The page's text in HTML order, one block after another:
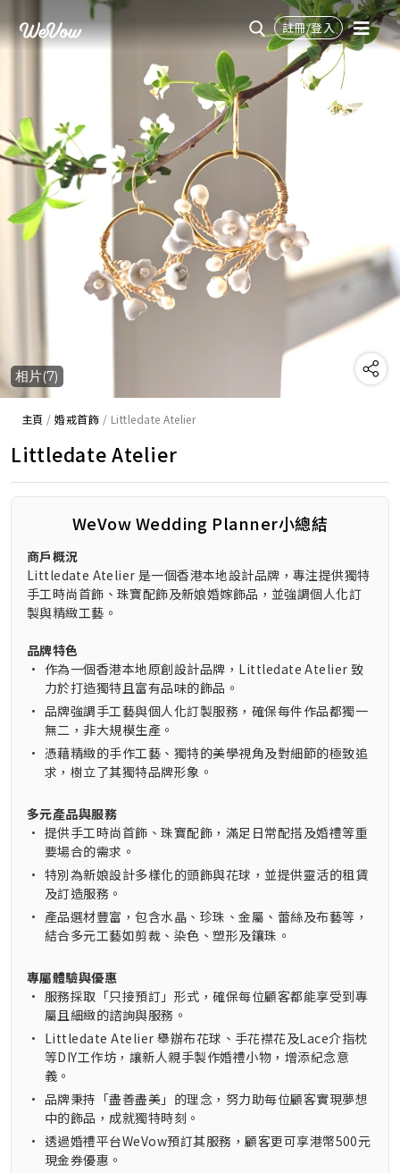
註冊/登入
相片(7)
主頁 /婚戒首飾 / Littledate Atelier
Littledate Atelier
WeVow Wedding Planner小總結
商戶概況
Littledate Atelier 是一個香港本地設計品牌，專注提供獨特
手工時尚首飾、珠寶配飾及新娘婚嫁飾品，並強調個人化訂
製與精緻工藝。
品牌特色
• 作為一個香港本地原創設計品牌，Littledate Atelier 致
力於打造獨特且富有品味的飾品。
• 品牌強調手工藝與個人化訂製服務，確保每件作品都獨一
無二，非大規模生產。
• 憑藉精緻的手作工藝、獨特的美學視角及對細節的極致追
求，樹立了其獨特品牌形象。
多元產品與服務
• 提供手工時尚首飾、珠寶配飾，滿足日常配搭及婚禮等重
要場合的需求。
• 特別為新娘設計多樣化的頭飾與花球，並提供靈活的租賃
及訂造服務。
• 產品選材豐富，包含水晶、珍珠、金屬、蕾絲及布藝等，
結合多元工藝如剪裁、染色、塑形及鑲珠。
專屬體驗與優惠
• 服務採取「只接預訂」形式，確保每位顧客都能享受到專
屬且細緻的諮詢與服務。
• Littledate Atelier 舉辦布花球、手花襟花及Lace介指枕
等DIY工作坊，讓新人親手製作婚禮小物，增添紀念意
義。
• 品牌秉持「盡善盡美」的理念，努力助每位顧客實現夢想
中的飾品，成就獨特時刻。
• 透過婚禮平台WeVow預訂其服務，顧客更可享港幣500元
現金券優惠。